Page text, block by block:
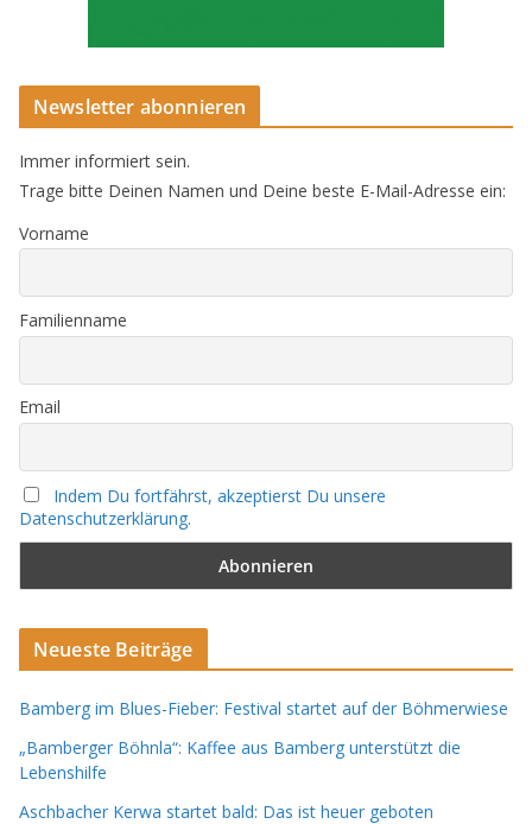
Newsletter abonnieren
Immer informiert sein.
Trage bitte Deinen Namen und Deine beste E-Mail-Adresse ein:
Vorname
Familienname
Email
Indem Du fortfährst, akzeptierst Du unsere
Datenschutzerklärung.
Neueste Beiträge
Bamberg im Blues-Fieber: Festival startet auf der Böhmerwiese
„Bamberger Böhnla“: Kaffee aus Bamberg unterstützt die
Lebenshilfe
Aschbacher Kerwa startet bald: Das ist heuer geboten